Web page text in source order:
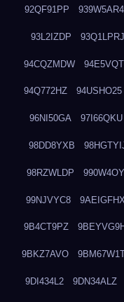
92QF91PP 939W5AR4
93L2IZDP 93Q1LPRJ
94CQZMDW
94Q772HZ 94USHO25
96NI50GA 97I66QKU
98DD8YXB
98RZWLDP 990W4OYL
99NJVYC8 9AEIGFHX
9B4CT9PZ 9BEYVG9H
9BKZ7AVO
9DI434L2 9DN34ALZ